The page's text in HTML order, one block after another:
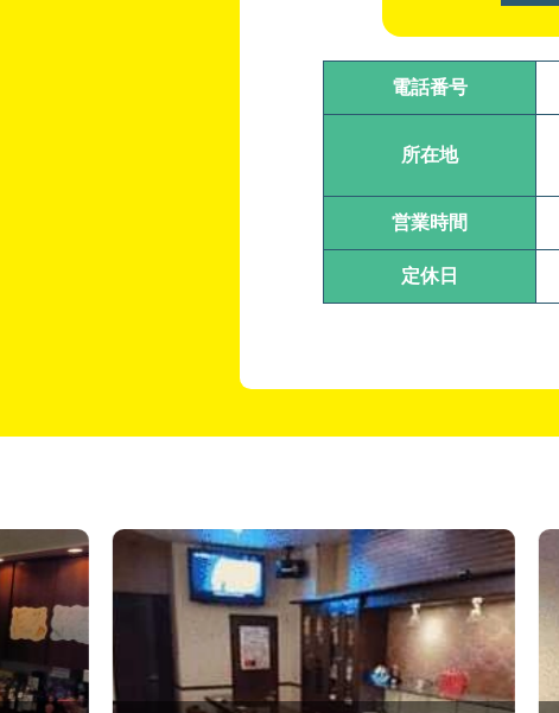
電話番号
所在地
営業時間
定休日